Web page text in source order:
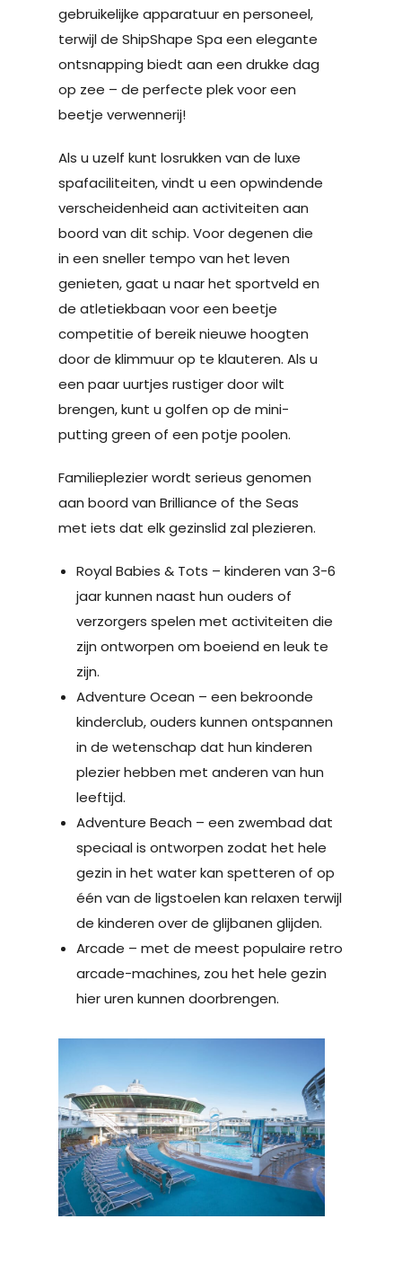
gebruikelijke apparatuur en personeel,
terwijl de ShipShape Spa een elegante
ontsnapping biedt aan een drukke dag
op zee – de perfecte plek voor een
beetje verwennerij!
Als u uzelf kunt losrukken van de luxe
spafaciliteiten, vindt u een opwindende
verscheidenheid aan activiteiten aan
boord van dit schip. Voor degenen die
in een sneller tempo van het leven
genieten, gaat u naar het sportveld en
de atletiekbaan voor een beetje
competitie of bereik nieuwe hoogten
door de klimmuur op te klauteren. Als u
een paar uurtjes rustiger door wilt
brengen, kunt u golfen op de mini-
putting green of een potje poolen.
Familieplezier wordt serieus genomen
aan boord van Brilliance of the Seas
met iets dat elk gezinslid zal plezieren.
Royal Babies & Tots – kinderen van 3-6
jaar kunnen naast hun ouders of
verzorgers spelen met activiteiten die
zijn ontworpen om boeiend en leuk te
zijn.
Adventure Ocean – een bekroonde
kinderclub, ouders kunnen ontspannen
in de wetenschap dat hun kinderen
plezier hebben met anderen van hun
leeftijd.
Adventure Beach – een zwembad dat
speciaal is ontworpen zodat het hele
gezin in het water kan spetteren of op
één van de ligstoelen kan relaxen terwijl
de kinderen over de glijbanen glijden.
Arcade – met de meest populaire retro
arcade-machines, zou het hele gezin
hier uren kunnen doorbrengen.